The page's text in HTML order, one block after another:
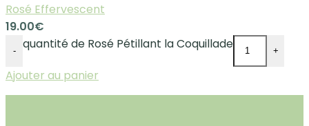
Rosé Effervescent
19.00€
- quantité de Rosé Pétillant la Coquillade +
Ajouter au panier